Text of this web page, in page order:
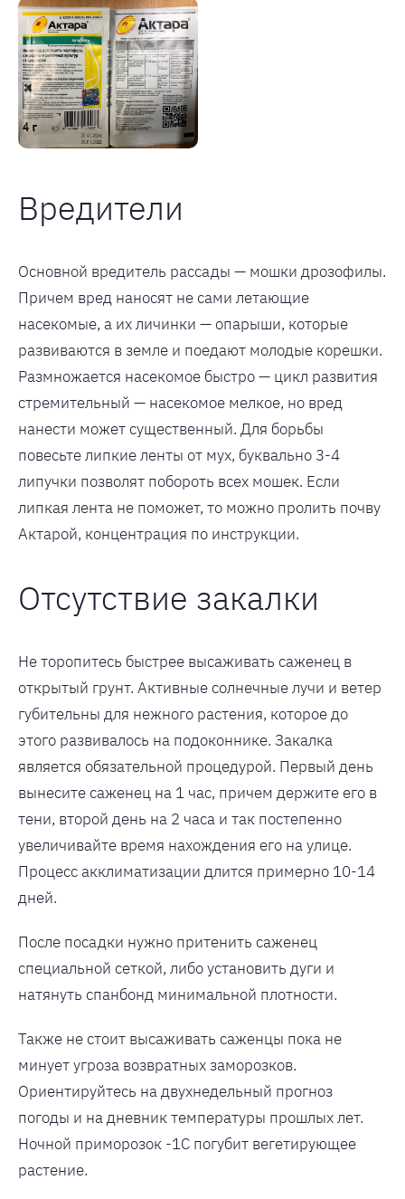
Вредители
Основной вредитель рассады — мошки дрозофилы.
Причем вред наносят не сами летающие
насекомые, а их личинки — опарыши, которые
развиваются в земле и поедают молодые корешки.
Размножается насекомое быстро — цикл развития
стремительный — насекомое мелкое, но вред
нанести может существенный. Для борьбы
повесьте липкие ленты от мух, буквально 3-4
липучки позволят побороть всех мошек. Если
липкая лента не поможет, то можно пролить почву
Актарой, концентрация по инструкции.
Отсутствие закалки
Не торопитесь быстрее высаживать саженец в
открытый грунт. Активные солнечные лучи и ветер
губительны для нежного растения, которое до
этого развивалось на подоконнике. Закалка
является обязательной процедурой. Первый день
вынесите саженец на 1 час, причем держите его в
тени, второй день на 2 часа и так постепенно
увеличивайте время нахождения его на улице.
Процесс акклиматизации длится примерно 10-14
дней.
После посадки нужно притенить саженец
специальной сеткой, либо установить дуги и
натянуть спанбонд минимальной плотности.
Также не стоит высаживать саженцы пока не
минует угроза возвратных заморозков.
Ориентируйтесь на двухнедельный прогноз
погоды и на дневник температуры прошлых лет.
Ночной приморозок -1С погубит вегетирующее
растение.